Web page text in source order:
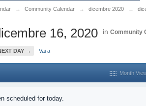
→ Community Calendar → dicembre 2020 →
16, 2020 in Community
DAY → Vai a
Month
scheduled for today.